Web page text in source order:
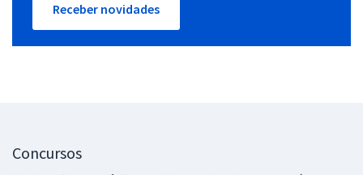
Receber novidades
Concursos